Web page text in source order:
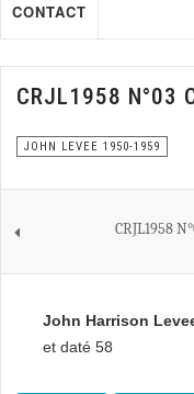
CONTACT
CRJL1958 N°03
JOHN LEVEE 1950-1959
CRJL1958
John Harrison
et daté 58